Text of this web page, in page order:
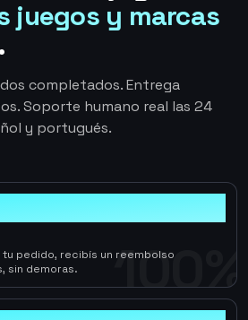
juegos y marcas
completados. Entrega
Soporte humano real las 24
y portugués.
100%
pedido, recibís un reembolso
sin demoras.